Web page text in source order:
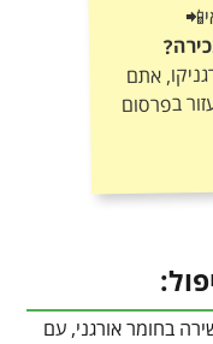
אתם
בפרסום
בחומר אורגני, עם